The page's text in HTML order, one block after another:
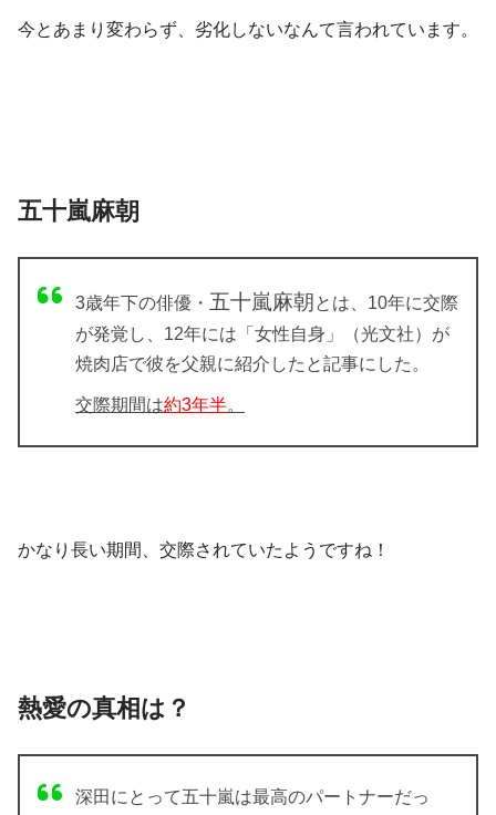
今とあまり変わらず、劣化しないなんて言われています。
五十嵐麻朝
3歳年下の俳優・ 五十嵐麻朝とは、10年に交際
が発覚し、12年には「女性自身」（光文社）が
焼肉店で彼を父親に紹介したと記事にした。
交際期間は約3年半。
かなり長い期間、交際されていたようですね！
熱愛の真相は？
深田にとって五十嵐は最高のパートナーだっ